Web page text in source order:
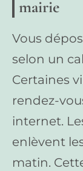
mairie
Vous
selon un
Certaines
rendez-
internet.
enlèvent
matin.